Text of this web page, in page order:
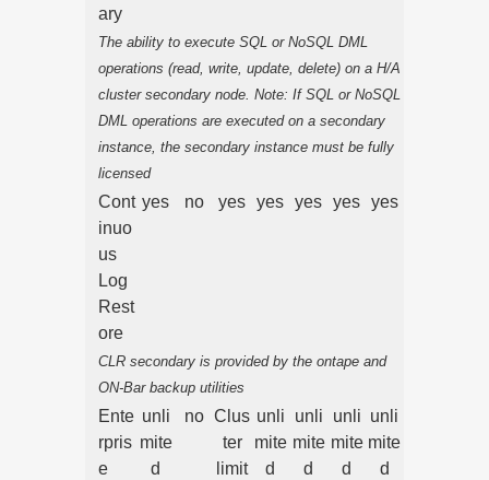
ary
The ability to execute SQL or NoSQL DML
operations (read, write, update, delete) on a H/A
cluster secondary node. Note: If SQL or NoSQL
DML operations are executed on a secondary
instance, the secondary instance must be fully
licensed
Cont
inuo
us
Log
Rest
ore
yes no yes yes yes yes yes
CLR secondary is provided by the ontape and
ON-Bar backup utilities
Ente
rpris
e
unli
mite
d
no Clus
ter
limit
unli
mite
d
unli
mite
d
unli
mite
d
unli
mite
d